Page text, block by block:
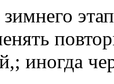
иногда